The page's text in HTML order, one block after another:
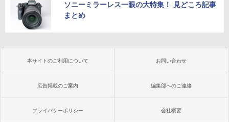
ソニーミラーレス一眼の大特集！ 見どころ記事
まとめ
本サイトのご利用について お問い合わせ
広告掲載のご案内 編集部へのご連絡
プライバシーポリシー 会社概要